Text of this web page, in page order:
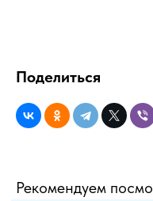
Поделиться
Рекомендуем